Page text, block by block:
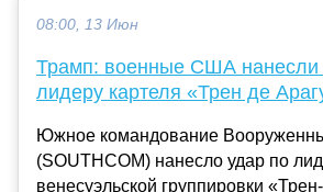
08:00, 13 Июн
Трамп: военные США нанесли
лидеру картеля «Трен де
Южное командование
(SOUTHCOM) нанесло удар по
венесуэльской группировки